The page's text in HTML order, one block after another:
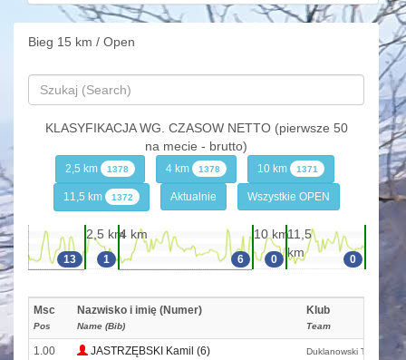
Bieg 15 km / Open
KLASYFIKACJA WG. CZASOW NETTO (pierwsze 50
na mecie - brutto)
2,5 km 1378 4 km 1378 10 km 1371
11,5 km 1372 Aktualnie Wszystkie OPEN
13
2,5 km
1
4 km
6
10 km
0
11,5
km
0
Msc
Pos
Nazwisko i imię (Numer)
Name (Bib)
Klub
Team
1.00 JASTRZĘBSKI Kamil (6) Duklanowski Team Skb